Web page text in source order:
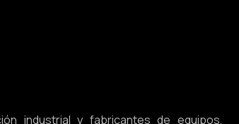
industrial y fabricantes de equipos,